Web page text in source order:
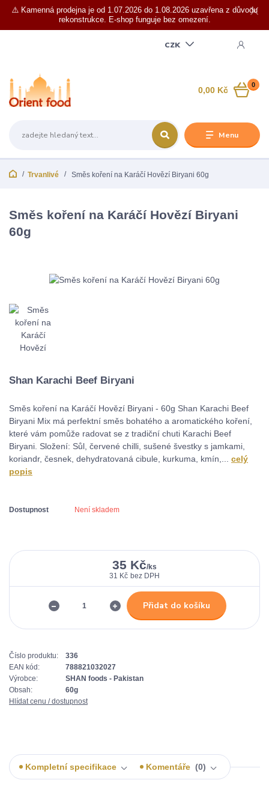
⚠️ Kamenná prodejna je od 1.07.2026 do 1.08.2026 uzavřena z důvodu
rekonstrukce. E-shop funguje bez omezení.
Menu
CZK
0
0,00 Kč
Trvanlivé Směs koření na Karáčí Hovězí Biryani 60g
Směs koření na Karáčí Hovězí Biryani
60g
Shan Karachi Beef Biryani
Směs koření na Karáčí Hovězí Biryani - 60g Shan Karachi Beef
Biryani Mix má perfektní směs bohatého a aromatického koření,
které vám pomůže radovat se z tradiční chuti Karachi Beef
Biryani. Složení: Sůl, červené chilli, sušené švestky s jamkami,
koriandr, česnek, dehydratovaná cibule, kurkuma, kmín,... celý
popis
Dostupnost Není skladem
35 Kč/ks
31 Kč bez DPH
Přidat do košíku
Číslo produktu:
336
EAN kód:
788821032027
Výrobce:
SHAN foods - Pakistan
Obsah:
60g
Hlídat cenu / dostupnost
Kompletní specifikace Komentáře 0